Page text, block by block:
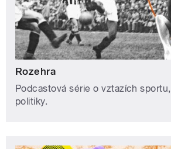
Rozehra
Podcastová série o vztazích
politiky.